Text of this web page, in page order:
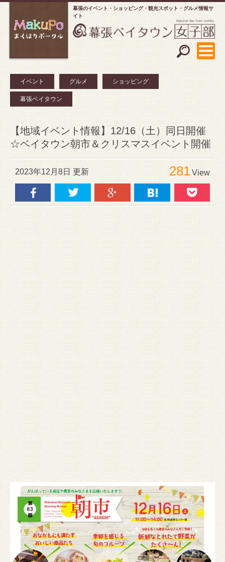
幕張のイベント・ショッピング
観光スポット・グルメ情報サ
イト
イベント グルメ ショッピング
幕張ベイタウン
【地域イベント情報】12/16（土）同日開催
☆ベイタウン朝市＆クリスマスイベント開催
2023年12月8日 更新 281View